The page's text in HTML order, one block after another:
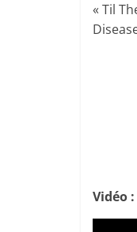
« Til
Vidéo :